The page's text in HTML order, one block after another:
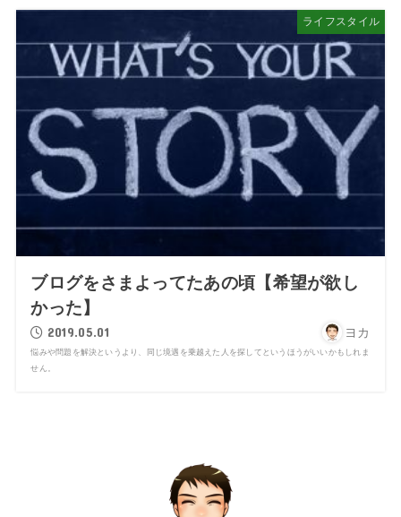
ライフスタイル
ブログをさまよってたあの頃【希望が欲し
かった】
2019.05.01 ヨカ
悩みや問題を解決というより、同じ境遇を乗越えた人を探してというほうがいいかもしれま
せん。